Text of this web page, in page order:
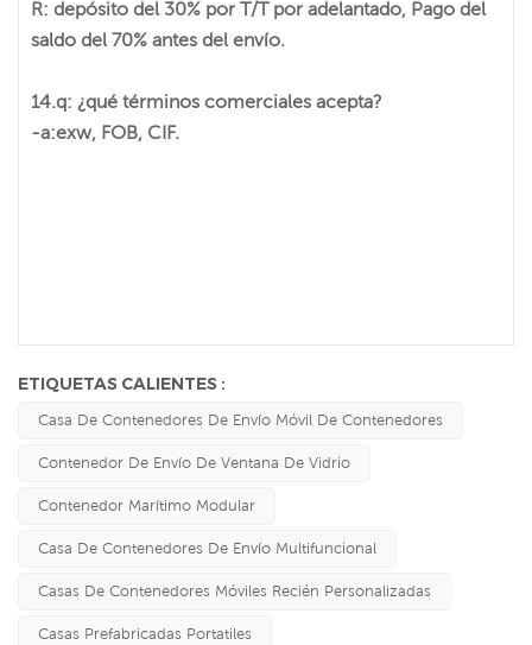
R: depósito del 30% por T/T por adelantado, Pago del
saldo del 70% antes del envío.
14.q: ¿qué términos comerciales acepta?
-a:exw, FOB, CIF.
ETIQUETAS CALIENTES :
Casa De Contenedores De Envío Móvil De Contenedores
Contenedor De Envío De Ventana De Vidrio
Contenedor Marítimo Modular
Casa De Contenedores De Envío Multifuncional
Casas De Contenedores Móviles Recién Personalizadas
Casas Prefabricadas Portatiles